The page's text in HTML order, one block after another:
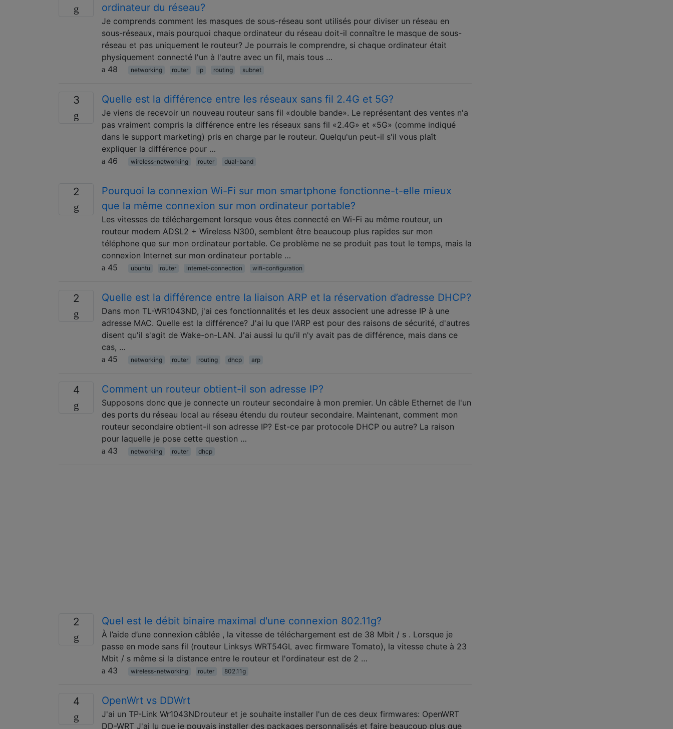
ordinateur du réseau?
Je comprends comment les masques de sous-réseau sont utilisés pour diviser un réseau en
sous-réseaux, mais pourquoi chaque ordinateur du réseau doit-il connaître le masque de sous-
réseau et pas uniquement le routeur? Je pourrais le comprendre, si chaque ordinateur était
physiquement connecté l'un à l'autre avec un fil, mais tous …
48
networking router ip routing subnet
3 Quelle est la différence entre les réseaux sans fil 2.4G et 5G?
Je viens de recevoir un nouveau routeur sans fil «double bande». Le représentant des ventes n'a
pas vraiment compris la différence entre les réseaux sans fil «2.4G» et «5G» (comme indiqué
dans le support marketing) pris en charge par le routeur. Quelqu'un peut-il s'il vous plaît
expliquer la différence pour …
46
wireless-networking router dual-band
2
Pourquoi la connexion Wi-Fi sur mon smartphone fonctionne-t-elle mieux
que la même connexion sur mon ordinateur portable?
Les vitesses de téléchargement lorsque vous êtes connecté en Wi-Fi au même routeur, un
routeur modem ADSL2 + Wireless N300, semblent être beaucoup plus rapides sur mon
téléphone que sur mon ordinateur portable. Ce problème ne se produit pas tout le temps, mais la
connexion Internet sur mon ordinateur portable …
45
ubuntu router internet-connection wifi-configuration
2 Quelle est la différence entre la liaison ARP et la réservation d’adresse DHCP?
Dans mon TL-WR1043ND, j'ai ces fonctionnalités et les deux associent une adresse IP à une
adresse MAC. Quelle est la différence? J'ai lu que l'ARP est pour des raisons de sécurité, d'autres
disent qu'il s'agit de Wake-on-LAN. J'ai aussi lu qu'il n'y avait pas de différence, mais dans ce
cas, …
45
networking router routing dhcp arp
4 Comment un routeur obtient-il son adresse IP?
Supposons donc que je connecte un routeur secondaire à mon premier. Un câble Ethernet de l'un
des ports du réseau local au réseau étendu du routeur secondaire. Maintenant, comment mon
routeur secondaire obtient-il son adresse IP? Est-ce par protocole DHCP ou autre? La raison
pour laquelle je pose cette question …
43
networking router dhcp
2 Quel est le débit binaire maximal d'une connexion 802.11g?
À l’aide d’une connexion câblée , la vitesse de téléchargement est de 38 Mbit / s . Lorsque je
passe en mode sans fil (routeur Linksys WRT54GL avec firmware Tomato), la vitesse chute à 23
Mbit / s même si la distance entre le routeur et l'ordinateur est de 2 …
43
wireless-networking router 802.11g
4 OpenWrt vs DDWrt
J'ai un TP-Link Wr1043NDrouteur et je souhaite installer l'un de ces deux firmwares: OpenWRT
DD-WRT J'ai lu que je pouvais installer des packages personnalisés et faire beaucoup plus que